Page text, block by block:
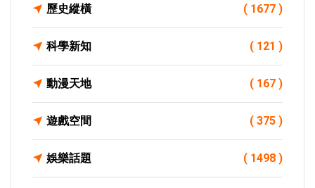
歷史縱橫 ( 1677 )
科學新知 ( 121 )
動漫天地 ( 167 )
遊戲空間 ( 375 )
娛樂話題 ( 1498 )